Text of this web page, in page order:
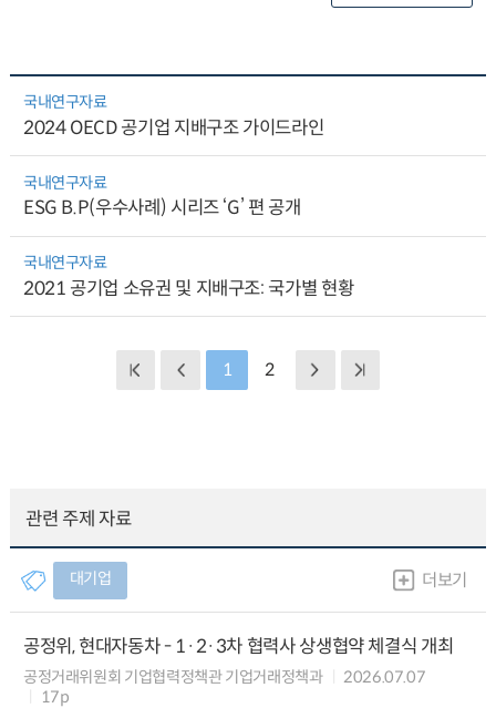
국내연구자료
2024 OECD 공기업 지배구조 가이드라인
국내연구자료
ESG B.P(우수사례) 시리즈 ‘G’ 편 공개
국내연구자료
2021 공기업 소유권 및 지배구조: 국가별 현황
1 2
관련 주제 자료
대기업 더보기
공정위, 현대자동차 - 1·2·3차 협력사 상생협약 체결식 개최
공정거래위원회 기업협력정책관 기업거래정책과
2026.07.07
17p